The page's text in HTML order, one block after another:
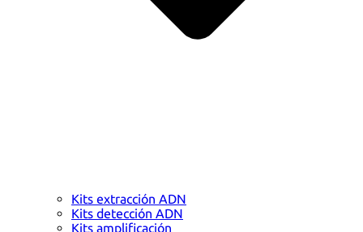
Kits extracción ADN
Kits detección ADN
Kits amplificación